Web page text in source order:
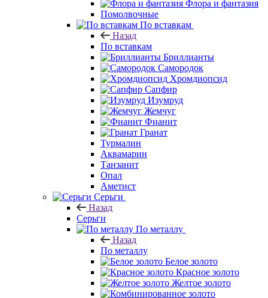
Флора и фантазия
Помолвочные
По вставкам
Назад
По вставкам
Бриллианты
Самородок
Хромдиопсид
Сапфир
Изумруд
Жемчуг
Фианит
Гранат
Турмалин
Аквамарин
Танзанит
Опал
Аметист
Серьги
Назад
Серьги
По металлу
Назад
По металлу
Белое золото
Красное золото
Желтое золото